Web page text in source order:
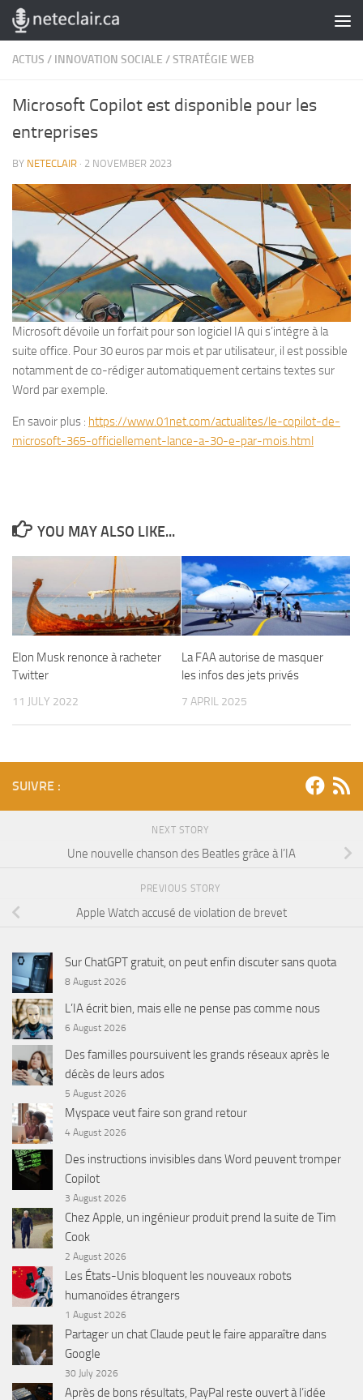
Skip to content
ACTUS / INNOVATION SOCIALE /STRATÉGIE WEB
Microsoft Copilot est disponible pour les
entreprises
BY NETECLAIR · 2 NOVEMBER 2023
Microsoft dévoile un forfait pour son logiciel IA qui s’intégre à la
suite office. Pour 30 euros par mois et par utilisateur, il est possible
notamment de co-rédiger automatiquement certains textes sur
Word par exemple.
En savoir plus : https://www.01net.com/actualites/le-copilot-de-
microsoft-365-officiellement-lance-a-30-e-par-mois.html
YOU MAY ALSO LIKE...
Elon Musk renonce à racheter
Twitter
11 JULY 2022
La FAA autorise de masquer
les infos des jets privés
7 APRIL 2025
SUIVRE :
NEXT STORY
Une nouvelle chanson des Beatles grâce à l’IA
PREVIOUS STORY
Apple Watch accusé de violation de brevet
Sur ChatGPT gratuit, on peut enfin discuter sans quota
8 August 2026
L’IA écrit bien, mais elle ne pense pas comme nous
6 August 2026
Des familles poursuivent les grands réseaux après le
décès de leurs ados
5 August 2026
Myspace veut faire son grand retour
4 August 2026
Des instructions invisibles dans Word peuvent tromper
Copilot
3 August 2026
Chez Apple, un ingénieur produit prend la suite de Tim
Cook
2 August 2026
Les États-Unis bloquent les nouveaux robots
humanoïdes étrangers
1 August 2026
Partager un chat Claude peut le faire apparaître dans
Google
30 July 2026
Après de bons résultats, PayPal reste ouvert à l’idée